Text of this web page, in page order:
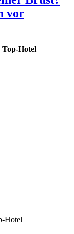
vor
Hotel
Hotel